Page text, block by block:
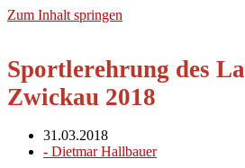
Zum Inhalt springen
Sportlerehrung des
Zwickau 2018
31.03.2018
- Dietmar Hallbauer